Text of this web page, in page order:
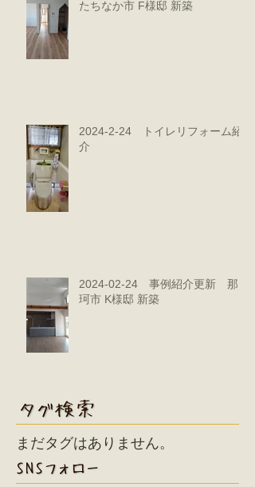
たちなか市 F様邸 新築
2024-2-24 トイレリフォーム紹
介
2024-02-24 事例紹介更新 那
珂市 K様邸 新築
まだタグはありません。